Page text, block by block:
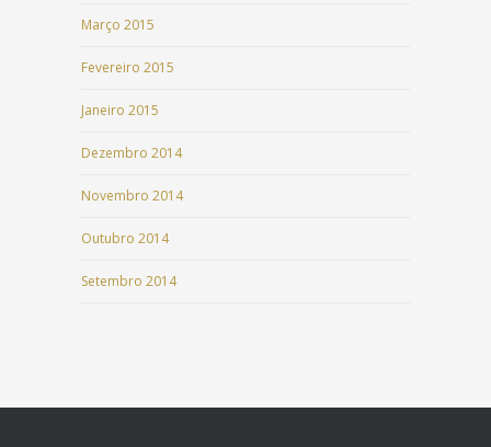
Março 2015
Fevereiro 2015
Janeiro 2015
Dezembro 2014
Novembro 2014
Outubro 2014
Setembro 2014